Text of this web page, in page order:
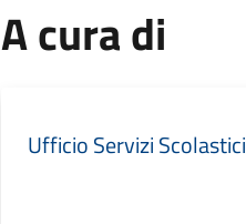
A cura di
Ufficio Servizi Scolastici